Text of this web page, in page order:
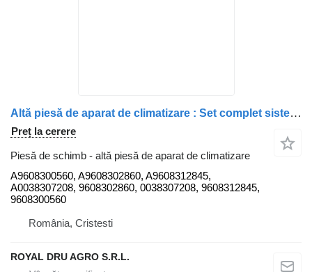
Altă piesă de aparat de climatizare : Set complet sistem A/C A9608300560 pentru camion Mercedes-Benz Actros MP4 1845
Preț la cerere
Piesă de schimb - altă piesă de aparat de climatizare
A9608300560, A9608302860, A9608312845,
A0038307208, 9608302860, 0038307208, 9608312845,
9608300560
România, Cristesti
ROYAL DRU AGRO S.R.L.